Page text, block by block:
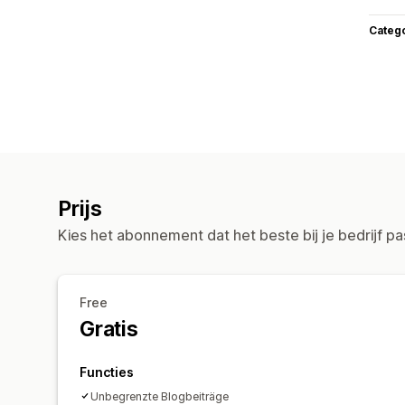
Prijs
Kies het abonnement dat het beste bij je bedrijf
Free
Gratis
Functies
Unbegrenzte Blogbeiträge